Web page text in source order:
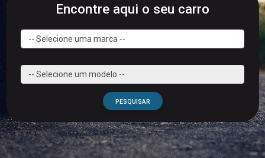
Encontre aqui o seu carro
PESQUISAR